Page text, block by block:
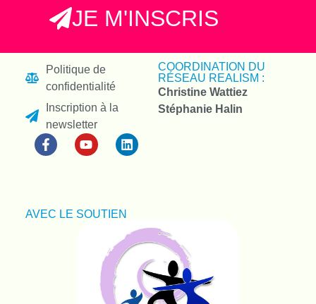
JE M'INSCRIS
Politique de
confidentialité
Inscription à la
newsletter
COORDINATION DU
RÉSEAU REALISM :
Christine Wattiez
Stéphanie Halin
AVEC LE SOUTIEN